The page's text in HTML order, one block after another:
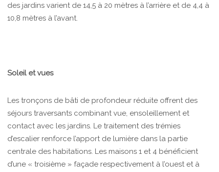
des jardins varient de 14,5 à 20 mètres à l’arrière et de 4,4 à
10,8 mètres à l’avant.
Soleil et vues
Les tronçons de bâti de profondeur réduite offrent des
séjours traversants combinant vue, ensoleillement et
contact avec les jardins. Le traitement des trémies
d’escalier renforce l’apport de lumière dans la partie
centrale des habitations. Les maisons 1 et 4 bénéficient
d’une « troisième » façade respectivement à l’ouest et à